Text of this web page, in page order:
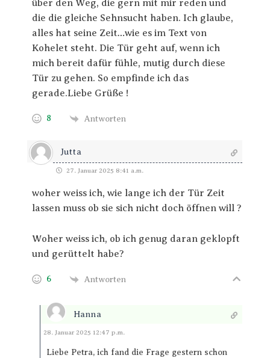
über den Weg, die gern mit mir reden und
die die gleiche Sehnsucht haben. Ich glaube,
alles hat seine Zeit…wie es im Text von
Kohelet steht. Die Tür geht auf, wenn ich
mich bereit dafür fühle, mutig durch diese
Tür zu gehen. So empfinde ich das
gerade.Liebe Grüße !
8 Antworten
Jutta
27. Januar 2025 8:41 a.m.
woher weiss ich, wie lange ich der Tür Zeit
lassen muss ob sie sich nicht doch öffnen will ?
Woher weiss ich, ob ich genug daran geklopft
und gerüttelt habe?
6 Antworten
Hanna
Antworten
28. Januar 2025 12:47 p.m.
Liebe Petra, ich fand die Frage gestern schon